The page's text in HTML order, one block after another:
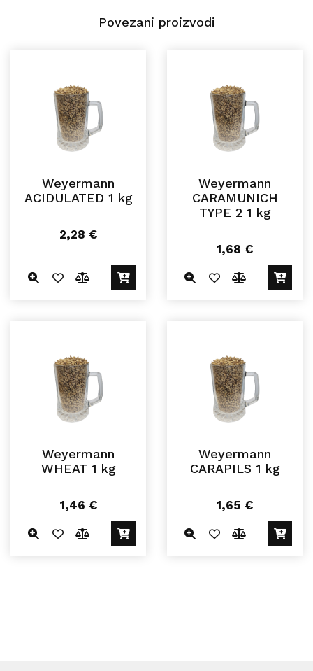
Povezani proizvodi
Weyermann
ACIDULATED 1 kg
2,28 €
Weyermann
CARAMUNICH
TYPE 2 1 kg
1,68 €
Weyermann
WHEAT 1 kg
1,46 €
Weyermann
CARAPILS 1 kg
1,65 €